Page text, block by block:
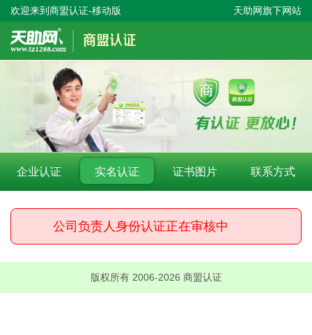
欢迎来到商盟认证-移动版 天助网旗下网站
企业认证 实名认证 证书图片 联系方式
公司负责人身份认证正在审核中
版权所有 2006-2026 商盟认证